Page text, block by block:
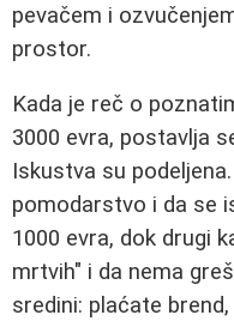
pevačem i
prostor.
Kada je reč o
3000 evra, postavlja
Iskustva su
pomodarstvo i da se
1000 evra, dok drugi
mrtvih" i da nema
sredini: plaćate